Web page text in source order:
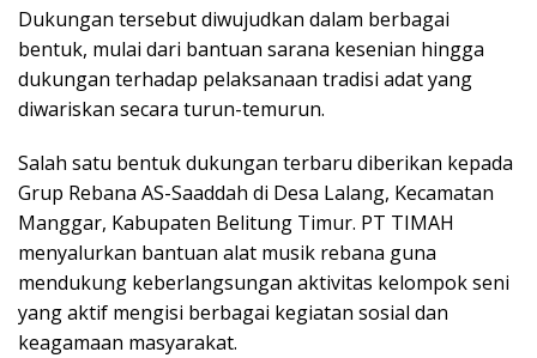
Dukungan tersebut diwujudkan dalam berbagai
bentuk, mulai dari bantuan sarana kesenian hingga
dukungan terhadap pelaksanaan tradisi adat yang
diwariskan secara turun-temurun.
Salah satu bentuk dukungan terbaru diberikan kepada
Grup Rebana AS-Saaddah di Desa Lalang, Kecamatan
Manggar, Kabupaten Belitung Timur. PT TIMAH
menyalurkan bantuan alat musik rebana guna
mendukung keberlangsungan aktivitas kelompok seni
yang aktif mengisi berbagai kegiatan sosial dan
keagamaan masyarakat.